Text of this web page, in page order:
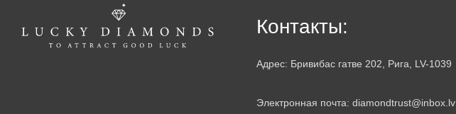
Контакты:
Адрес: Бривибас гатве 202, Рига, LV-1039
Электронная почта: diamondtrust@inbox.lv